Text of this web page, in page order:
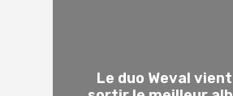
Le duo Weval